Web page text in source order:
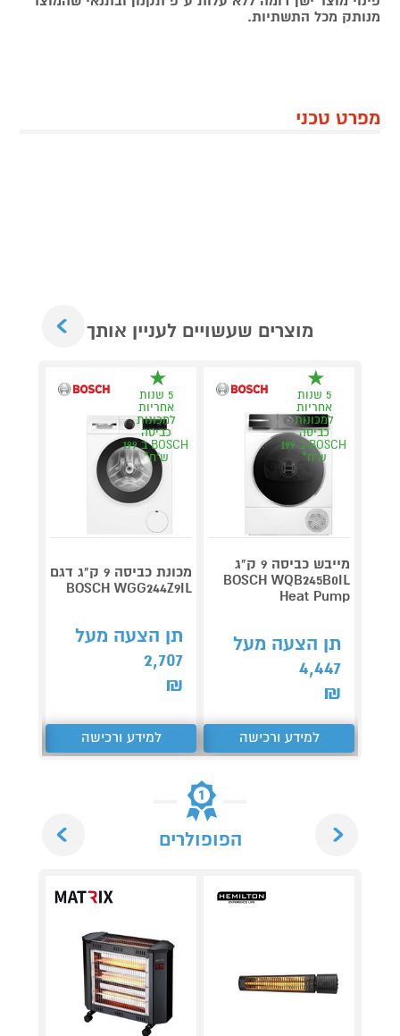
מנותק מכל התשתיות.
מפרט טכני
מוצרים שעשויים לעניין אותך
5 שנות
אחריות
למכונות
כביסה
BOSCH ב 199
ש"ח*
מייבש כביסה 9 ק"ג
BOSCH WQB245B0IL
Heat Pump
תן הצעה מעל
4,447
₪
למידע ורכישה
5 שנות
אחריות
למכונות
כביסה
BOSCH ב 199
ש"ח*
מכונת כביסה 9 ק"ג דגם
BOSCH WGG244Z9IL
תן הצעה מעל
2,707
₪
למידע ורכישה
הפופולרים